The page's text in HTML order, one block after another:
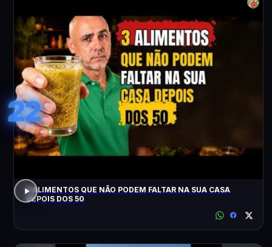
22
3 ALIMENTOS QUE NÃO PODEM FALTAR NA SUA CASA
DEPOIS DOS 50